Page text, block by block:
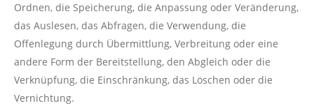
Ordnen, die Speicherung, die Anpassung oder Veränderung,
das Auslesen, das Abfragen, die Verwendung, die
Offenlegung durch Übermittlung, Verbreitung oder eine
andere Form der Bereitstellung, den Abgleich oder die
Verknüpfung, die Einschränkung, das Löschen oder die
Vernichtung.